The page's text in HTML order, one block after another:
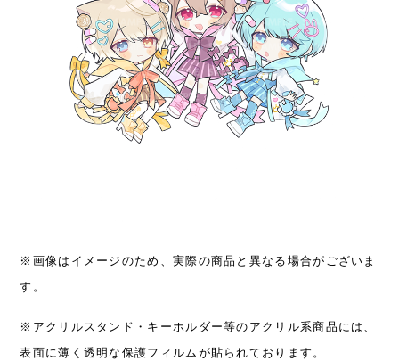
※画像はイメージのため、実際の商品と異なる場合がございま
す。
※アクリルスタンド・キーホルダー等のアクリル系商品には、
表面に薄く透明な保護フィルムが貼られております。